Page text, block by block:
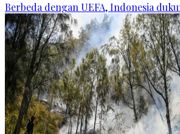
Berbeda dengan UEFA, Indonesia